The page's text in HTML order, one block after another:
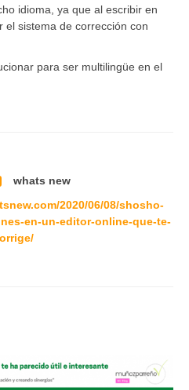
idioma, ya que al escribir en
el sistema de corrección con
para ser multilingüe en el
whats new
2020/06/08/shosho-
en-un-editor-online-que-te-